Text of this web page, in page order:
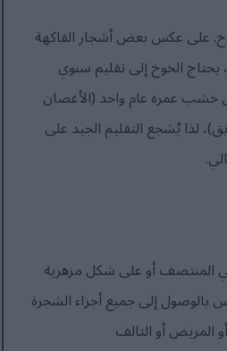
على عكس بعض أشجار الفاكهة
يحتاج الخوخ إلى تقليم سنوي
خشب عمره عام واحد (الأغصان
لذا يُشجع التقليم الجيد على
المنتصف أو على شكل مزهرية
إلى جميع أجزاء الشجرة
المريض أو التالف